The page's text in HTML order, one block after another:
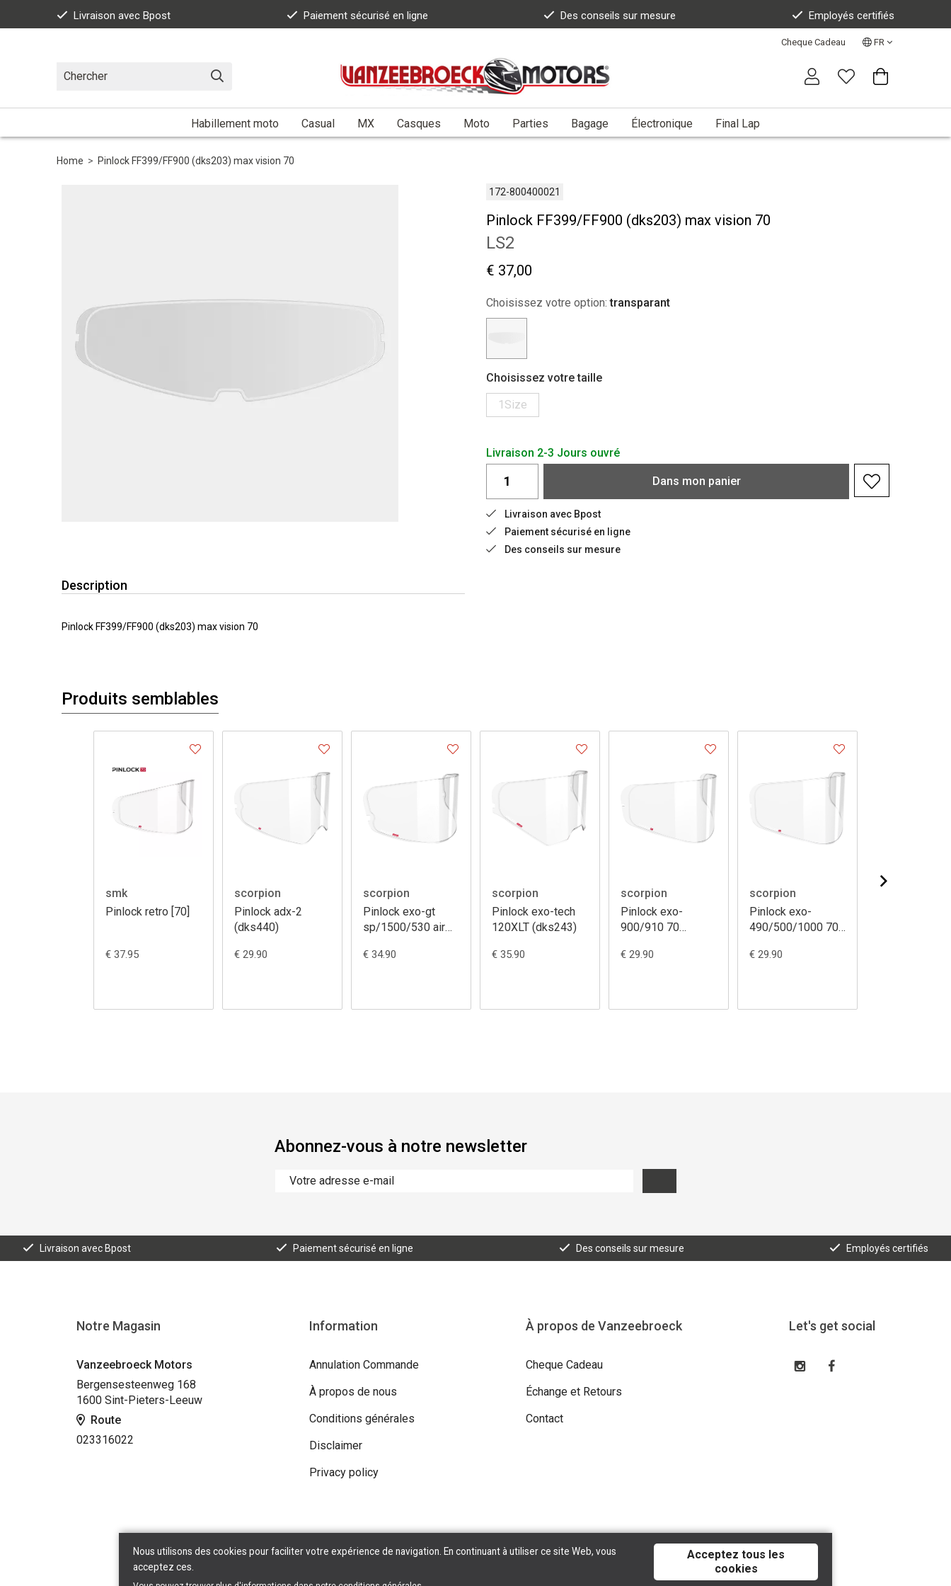
Livraison avec Bpost Paiement sécurisé en ligne Des conseils sur mesure Employés certifiés
Cheque Cadeau FR
Habillement moto Casual MX Casques Moto Parties Bagage Électronique Final Lap
Home > Pinlock FF399/FF900 (dks203) max vision 70
172-800400021
Pinlock FF399/FF900 (dks203) max vision 70
LS2
€ 37,00
Choisissez votre option:transparant
Choisissez votre taille
1Size
Livraison 2-3 Jours ouvré
Dans mon panier
Livraison avec Bpost
Paiement sécurisé en ligne
Des conseils sur mesure
Description
Pinlock FF399/FF900 (dks203) max vision 70
Produits semblables
smk
Pinlock retro [70]
€ 37.95
scorpion
Pinlock adx-2
(dks440)
€ 29.90
scorpion
Pinlock exo-gt
sp/1500/530 air
€ 34.90
scorpion
Pinlock exo-tech
120XLT (dks243)
€ 35.90
scorpion
Pinlock exo-
900/910 70
€ 29.90
scorpion
Pinlock exo-
490/500/1000 70
€ 29.90
Abonnez-vous à notre newsletter
Livraison avec Bpost Paiement sécurisé en ligne Des conseils sur mesure Employés certifiés
Notre Magasin
Vanzeebroeck Motors
Bergensesteenweg 168
1600 Sint-Pieters-Leeuw
Route
023316022
Information
Annulation Commande
À propos de nous
Conditions générales
Disclaimer
Privacy policy
À propos de Vanzeebroeck
Cheque Cadeau
Échange et Retours
Contact
Let's get social
Copyright © 2026 Vanzeebroeck Motors. All Rights Reserved | Powered By Tilroy
Nous utilisons des cookies pour faciliter votre expérience de navigation. En continuant à utiliser ce site Web, vous
acceptez ces.
Acceptez tous les
cookies